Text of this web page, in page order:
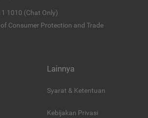
1010 (Chat Only)
Consumer Protection and Trade
Lainnya
Syarat & Ketentuan
Kebijakan Privasi